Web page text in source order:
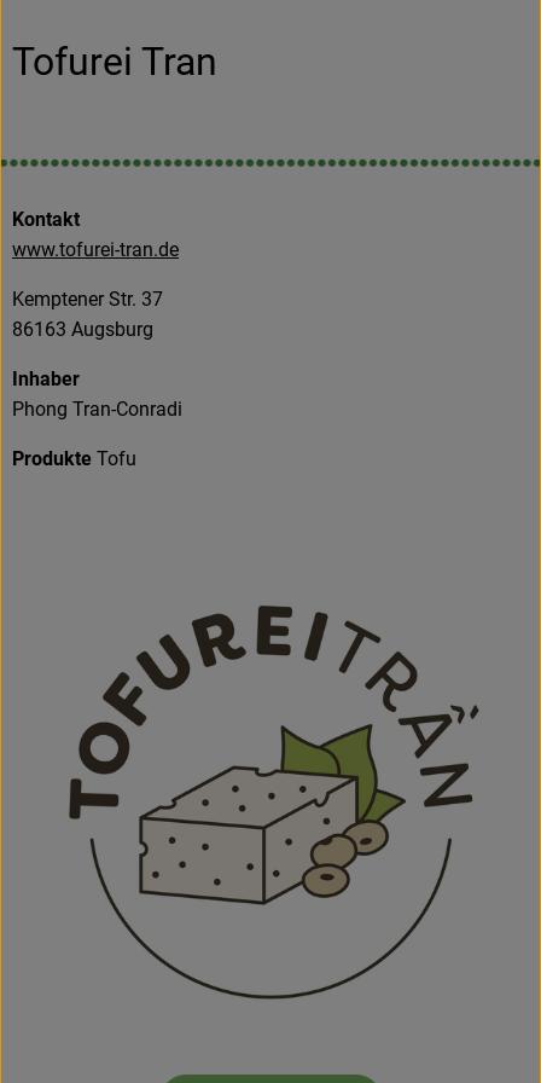
Frisches
Drogerie & Diverses
Lieferservice
Über uns
Tofurei Tran
Kontakt
www.tofurei-tran.de
Kemptener Str. 37
86163 Augsburg
Inhaber
Phong Tran-Conradi
Produkte Tofu